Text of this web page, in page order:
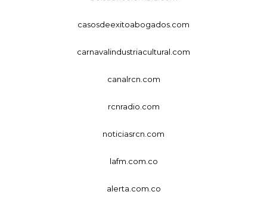
casosdeexitoabogados.com
carnavalindustriacultural.com
canalrcn.com
rcnradio.com
noticiasrcn.com
lafm.com.co
alerta.com.co